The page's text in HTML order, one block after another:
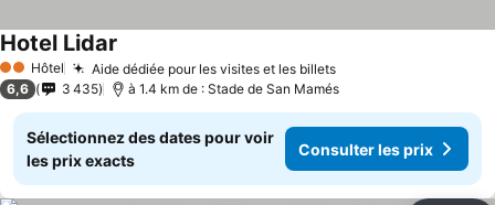
2 Étoiles
Hôtel Aide dédiée pour les visites et les billets
Hotel Lidar
6,6 3 435 à 1.4 km de : Stade de San Mamés
Sélectionnez des dates pour voir
les prix exacts
Consulter les prix